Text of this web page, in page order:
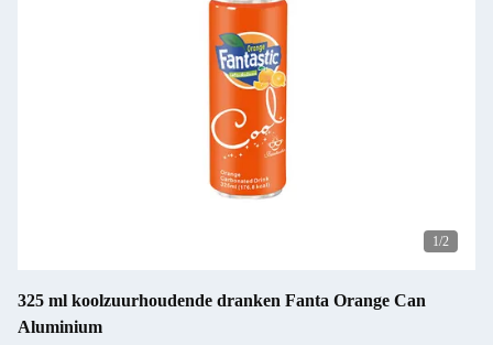
1/2
325 ml koolzuurhoudende dranken Fanta Orange Can
Aluminium